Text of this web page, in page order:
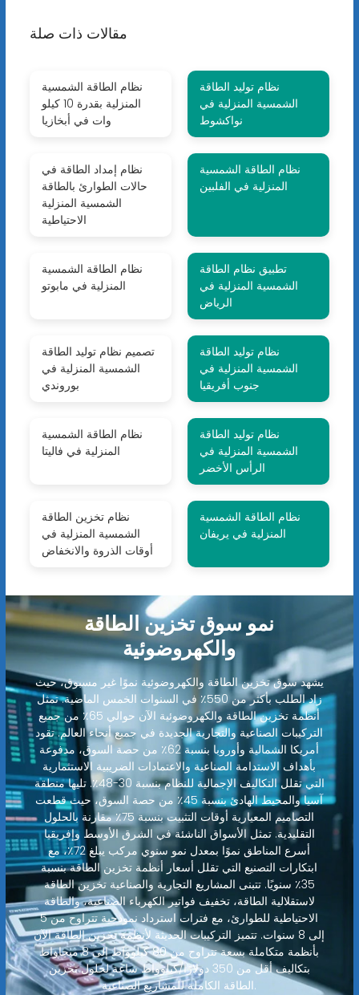
مقالات ذات صلة
نظام الطاقة الشمسية
المنزلية بقدرة 10 كيلو
وات في أبخازيا
نظام توليد الطاقة
الشمسية المنزلية في
نواكشوط
نظام إمداد الطاقة في
حالات الطوارئ بالطاقة
الشمسية المنزلية
الاحتياطية
نظام الطاقة الشمسية
المنزلية في الفلبين
نظام الطاقة الشمسية
المنزلية في مابوتو
تطبيق نظام الطاقة
الشمسية المنزلية في
الرياض
تصميم نظام توليد الطاقة
الشمسية المنزلية في
بوروندي
نظام توليد الطاقة
الشمسية المنزلية في
جنوب أفريقيا
نظام الطاقة الشمسية
المنزلية في فاليتا
نظام توليد الطاقة
الشمسية المنزلية في
الرأس الأخضر
نظام تخزين الطاقة
الشمسية المنزلية في
أوقات الذروة والانخفاض
نظام الطاقة الشمسية
المنزلية في يريفان
نمو سوق تخزين الطاقة
والكهروضوئية
يشهد سوق تخزين الطاقة والكهروضوئية نموًا غير مسبوق، حيث
زاد الطلب بأكثر من 550٪ في السنوات الخمس الماضية. تمثل
أنظمة تخزين الطاقة والكهروضوئية الآن حوالي 65٪ من جميع
التركيبات الصناعية والتجارية الجديدة في جميع أنحاء العالم. تقود
أمريكا الشمالية وأوروبا بنسبة 62٪ من حصة السوق، مدفوعة
بأهداف الاستدامة الصناعية والاعتمادات الضريبية الاستثمارية
التي تقلل التكاليف الإجمالية للنظام بنسبة 30-48٪. تليها منطقة
آسيا والمحيط الهادئ بنسبة 45٪ من حصة السوق، حيث قطعت
التصاميم المعيارية أوقات التثبيت بنسبة 75٪ مقارنة بالحلول
التقليدية. تمثل الأسواق الناشئة في الشرق الأوسط وإفريقيا
أسرع المناطق نموًا بمعدل نمو سنوي مركب يبلغ 72٪، مع
ابتكارات التصنيع التي تقلل أسعار أنظمة تخزين الطاقة بنسبة
35٪ سنويًا. تتبنى المشاريع التجارية والصناعية تخزين الطاقة
لاستقلالية الطاقة، تخفيف فواتير الكهرباء الصناعية، والطاقة
الاحتياطية للطوارئ، مع فترات استرداد نموذجية تتراوح من 5
إلى 8 سنوات. تتميز التركيبات الحديثة لأنظمة تخزين الطاقة الآن
بأنظمة متكاملة بسعة تتراوح من 80 كيلوواط إلى 8 ميجاواط
بتكاليف أقل من 350 دولارًا/كيلوواط ساعة لحلول تخزين
الطاقة الكاملة للمشاريع الصناعية.